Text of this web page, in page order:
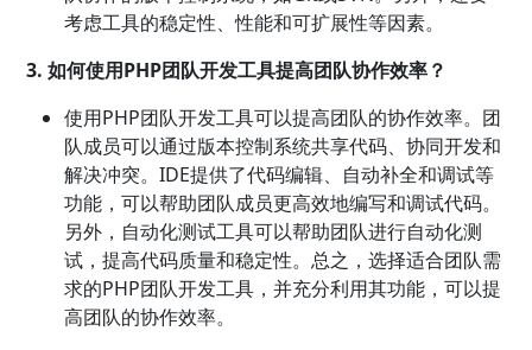
考虑工具的稳定性、性能和可扩展性等因素。
3. 如何使用PHP团队开发工具提高团队协作效率？
使用PHP团队开发工具可以提高团队的协作效率。团
队成员可以通过版本控制系统共享代码、协同开发和
解决冲突。IDE提供了代码编辑、自动补全和调试等
功能，可以帮助团队成员更高效地编写和调试代码。
另外，自动化测试工具可以帮助团队进行自动化测
试，提高代码质量和稳定性。总之，选择适合团队需
求的PHP团队开发工具，并充分利用其功能，可以提
高团队的协作效率。